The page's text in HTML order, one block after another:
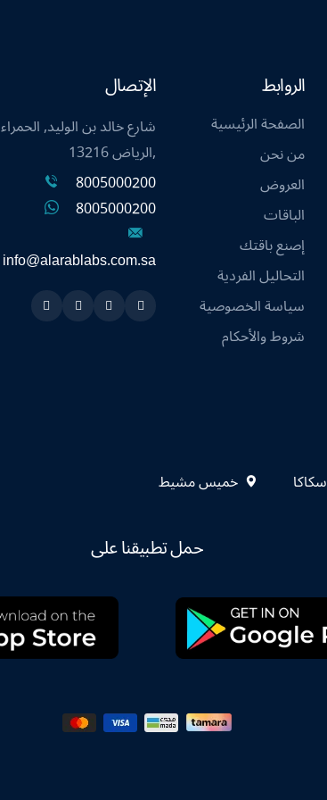
الروابط
الصفحة الرئيسية
من نحن
العروض
الباقات
إصنع باقتك
التحاليل الفردية
سياسة الخصوصية
شروط والأحكام
الإتصال
شارع خالد بن الوليد, الحمراء
,الرياض 13216
8005000200
8005000200
info@alarablabs.com.sa
Snapchat
Twitter
Linkedin
Instagram
سكاكا خميس مشيط
حمل تطبيقنا على